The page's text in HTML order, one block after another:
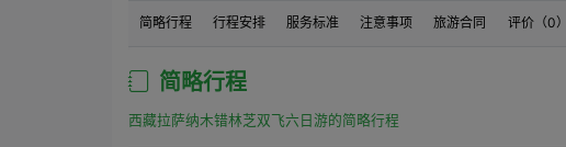
订单消费开始时间之前1天到订单消费开始时间：如果购买方
简略行程 行程安排 服务标准 注意事项 旅游合同 评价（0）
简略行程
西藏拉萨纳木错林芝双飞六日游的简略行程